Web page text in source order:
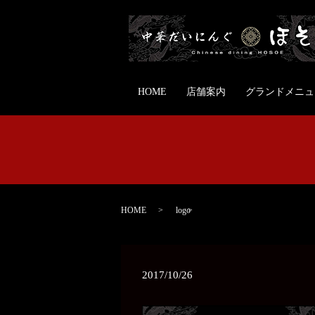
HOME 店舗案内 グランドメニ
HOME logo
2017/10/26